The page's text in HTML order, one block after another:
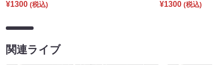
¥1300 (税込)
¥1300 (税込)
関連ライブ